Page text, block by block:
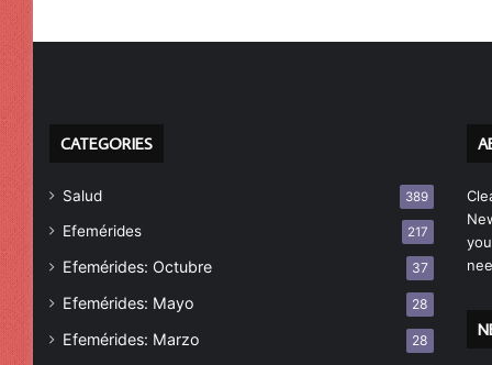
CATEGORIES
Salud 389
Efemérides 217
Efemérides: Octubre 37
Efemérides: Mayo 28
Efemérides: Marzo 28